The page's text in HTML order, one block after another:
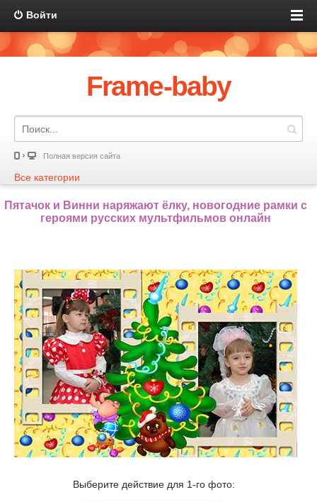
Войти
Frame-baby
Полная версия сайта
Все категории
Пятачок и Винни наряжают ёлку, новогодние рамки с
героями русских мультфильмов онлайн
Выберите действие для 1-го фото: